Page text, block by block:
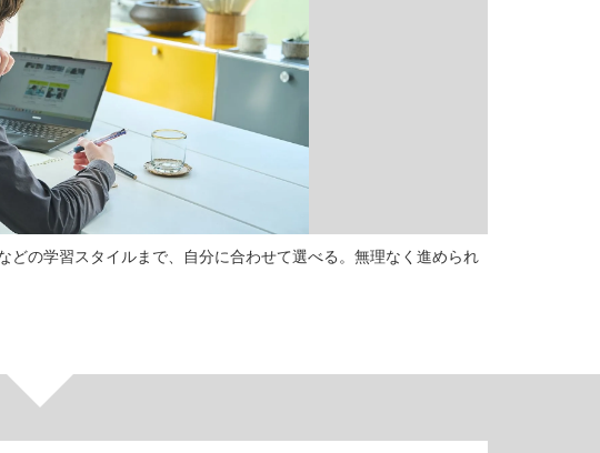
の学習スタイルまで、自分に合わせて選べる。無理なく進められ